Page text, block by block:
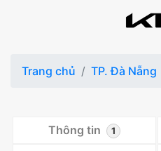
Trang chủ TP. Đà Nẵng
Thông tin 1